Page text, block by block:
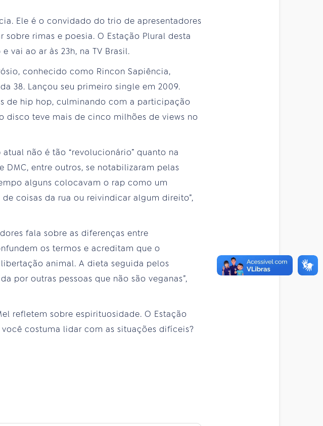
Ele é o convidado do trio de apresentadores
rimas e poesia. O Estação Plural desta
vai ao ar às 23h, na TV Brasil.
conhecido como Rincon Sapiência,
38. Lançou seu primeiro single em 2009.
de hip hop, culminando com a participação
disco teve mais de cinco milhões de views no
não é tão “revolucionário” quanto na
DMC, entre outros, se notabilizaram pelas
alguns colocavam o rap como um
coisas da rua ou reivindicar algum direito”,
fala sobre as diferenças entre
os termos e acreditam que o
animal. A dieta seguida pelos
por outras pessoas que não são veganas”,
refletem sobre espirituosidade. O Estação
costuma lidar com as situações difíceis?